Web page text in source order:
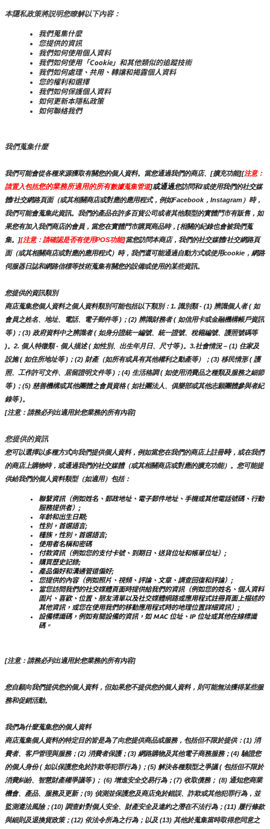
本隱私政策將説明您瞭解以下內容：
我們蒐集什麼
您提供的資訊
我們如何使用個人資料
我們如何使用「Cookie」和其他類似的追蹤技術
我們如何處理、共用、轉讓和揭露個人資料
您的權利和選擇
我們如何保護個人資料
如何更新本隱私政策
如何聯絡我們
我們蒐集什麼
我們可能會從各種來源獲取有關您的個人資料。當您通過我們的商店、[擴充功能][注意：
請置入包括您的業務所適用的所有數據蒐集管道]或通過您訪問和/或使用我們的社交媒
體/社交網路頁面（或其相關商店或對應的應用程式，例如Facebook，Instagram）時，
我們可能會蒐集此資訊。我們的產品在許多百貨公司或者其他類型的實體門市有販售，如
果您有加入我們商店的會員，當您在實體門市購買商品時，[相關的紀錄也會被我們蒐
集。][注意：請確認是否有使用POS功能]當您訪問本商店，我們的社交媒體/社交網路頁
面（或其相關商店或對應的應用程式）時，我們還可能通過自動方式或使用cookie，網路
伺服器日誌和網路信標等技術蒐集有關您的設備或使用的某些資訊。
您提供的資訊類別
商店蒐集您個人資料之個人資料類別可能包括以下類別：1. 識別類 - (1) 辨識個人者 ( 如
會員之姓名、地址、電話、電子郵件等 )；(2) 辨識財務者 ( 如信用卡或金融機構帳戶資訊
等 )；(3) 政府資料中之辨識者 ( 如身分證統一編號、統一證號、稅籍編號、護照號碼等
)。2. 個人特徵類 - 個人描述 ( 如性別、出生年月日、尺寸等 )。3.社會情況 – (1) 住家及
設施 ( 如住所地址等 )；(2) 財產（如所有或具有其他權利之動產等）；(3) 移民情形 ( 護
照、工作許可文件、居留證明文件等 )；(4) 生活格調 ( 如使用消費品之種類及服務之細節
等 )；(5) 慈善機構或其他團體之會員資格 ( 如社團法人、俱樂部或其他志願團體參與者紀
錄等 )。
[注意：請務必列出適用於您業務的所有內容]
您提供的資訊
您可以選擇以多種方式向我們提供個人資料，例如當您在我們的商店上註冊時，或在我們
的商店上購物時，或通過我們的社交媒體（或其相關商店或對應的擴充功能）。您可能提
供給我們的個人資料類型（如適用）包括：
聯繫資訊（例如姓名、郵政地址、電子郵件地址、手機或其他電話號碼、行動
服務提供者）;
年齡和出生日期;
性別，首選語言;
種族，性別，首選語言;
使用者名稱和密碼
付款資訊（例如您的支付卡號、到期日、送貨位址和帳單位址）;
購買歷史記錄;
產品偏好和溝通管道偏好;
您提供的內容（例如照片、視頻、評論、文章、調查回復和評論）;
當您訪問我們的社交媒體頁面時提供給我們的資訊（例如您的姓名、個人資料
圖片、喜歡、位置、朋友清單以及社交媒體網路或應用程式註冊頁面上描述的
其他資訊，或您在使用我們的移動應用程式時的地理位置詳細資訊）;
設備標識碼，例如有關設備的資訊，如 MAC 位址、IP 位址或其他在線標識
碼。
[注意：請務必列出適用於您業務的所有內容]
您自願向我們提供您的個人資料，但如果您不提供您的個人資料，則可能無法獲得某些服
務和促銷活動。
我們為什麼蒐集您的個人資料
商店蒐集個人資料的特定目的皆是為了向您提供商品或服務，包括但不限於提供：(1) 消
費者、客戶管理與服務；(2) 消費者保護；(3) 網路購物及其他電子商務服務；(4) 驗證您
的個人身份 ( 如以保護您免於詐欺等犯罪行為 )；(5) 解決各種類型之爭議 ( 包括但不限於
消費糾紛、智慧財產權爭議等 )； (6) 增進安全交易行為；(7) 收取債務； (8) 通知您商業
機會、產品、服務及更新；(9) 偵測並保護您及商店免於錯誤、詐欺或其他犯罪行為，並
監測遵法風險；(10) 調查針對個人安全、財產安全及違約之潛在不法行為；(11) 履行條款
與細則及退換貨政策；(12) 依法令所為之行為；以及 (13) 其他於蒐集當時取得您同意之